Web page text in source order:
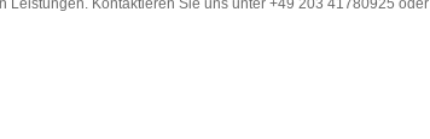
Leistungen. Kontaktieren Sie uns unter +49 203 41780925 oder